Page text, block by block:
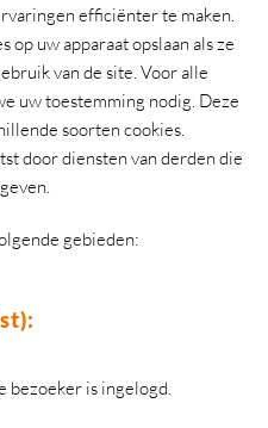
efficiënter te maken.
op uw apparaat opslaan als ze
van de site. Voor alle
uw toestemming nodig. Deze
soorten cookies.
door diensten van derden die
gebieden:
bezoeker is ingelogd.